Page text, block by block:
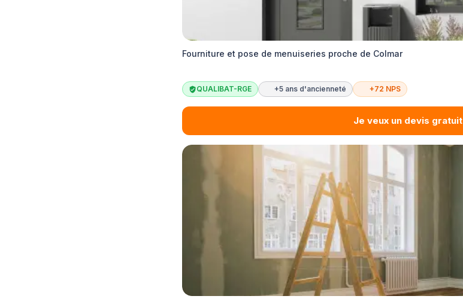
Fourniture et pose de menuiseries proche de Colmar
QUALIBAT-RGE +5 ans d'ancienneté +72 NPS
Je veux un devis gratuit